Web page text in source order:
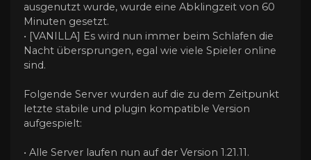
ausgenutzt wurde, wurde eine Abklingzeit von 60
Minuten gesetzt.
• [VANILLA] Es wird nun immer beim Schlafen die
Nacht übersprungen, egal wie viele Spieler online
sind.
Folgende Server wurden auf die zu dem Zeitpunkt
letzte stabile und plugin kompatible Version
aufgespielt:
• Alle Server laufen nun auf der Version 1.21.11.